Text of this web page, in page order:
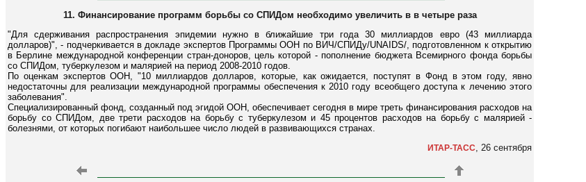
11. Финансирование программ борьбы со СПИДом необходимо увеличить в в четыре раза
"Для сдерживания распространения эпидемии нужно в ближайшие три года 30 миллиардов евро (43 миллиарда
долларов)", - подчеркивается в докладе экспертов Программы ООН по ВИЧ/СПИДу/UNAIDS/, подготовленном к открытию
в Берлине международной конференции стран-доноров, цель которой - пополнение бюджета Всемирного фонда борьбы
со СПИДом, туберкулезом и малярией на период 2008-2010 годов.
По оценкам экспертов ООН, "10 миллиардов долларов, которые, как ожидается, поступят в Фонд в этом году, явно
недостаточны для реализации международной программы обеспечения к 2010 году всеобщего доступа к лечению этого
заболевания".
Специализированный фонд, созданный под эгидой ООН, обеспечивает сегодня в мире треть финансирования расходов на
борьбу со СПИДом, две трети расходов на борьбу с туберкулезом и 45 процентов расходов на борьбу с малярией -
болезнями, от которых погибают наибольшее число людей в развивающихся странах.
ИТАР-ТАСС, 26 сентября